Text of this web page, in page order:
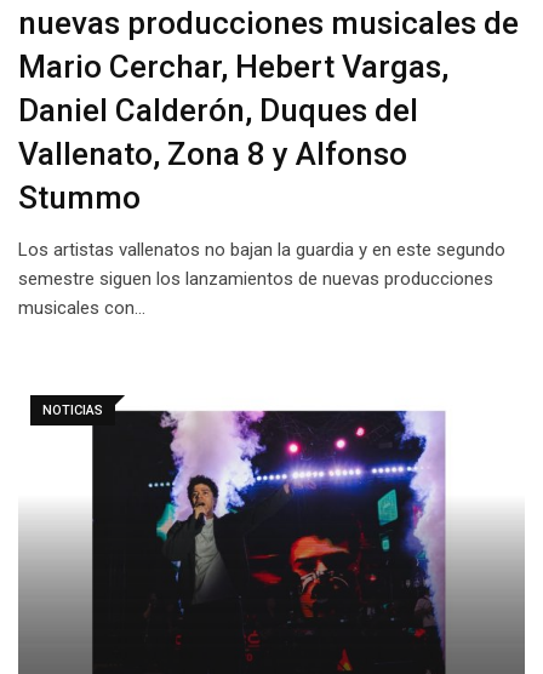
nuevas producciones musicales de
Mario Cerchar, Hebert Vargas,
Daniel Calderón, Duques del
Vallenato, Zona 8 y Alfonso
Stummo
Los artistas vallenatos no bajan la guardia y en este segundo
semestre siguen los lanzamientos de nuevas producciones
musicales con…
NOTICIAS